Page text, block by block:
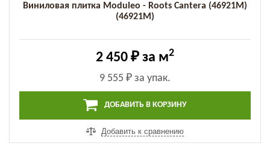
Виниловая плитка Moduleo - Roots Cantera (46921M)
(46921M)
2 450 ₽ за м2
9 555 ₽ за упак.
ДОБАВИТЬ В КОРЗИНУ
Добавить к сравнению